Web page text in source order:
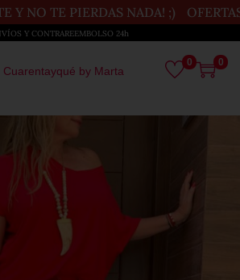
NO TE PIERDAS NADA! ;) OFERTAS
Y CONTRAREEMBOLSO 24h
Cuarentayqué by Marta
0 0